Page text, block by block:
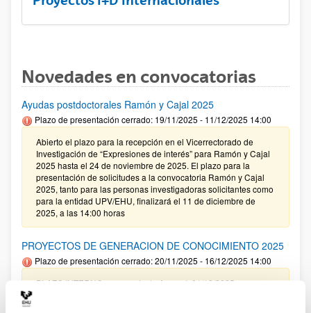
Novedades en convocatorias
Ayudas postdoctorales Ramón y Cajal 2025
Plazo de presentación cerrado: 19/11/2025 - 11/12/2025 14:00
Abierto el plazo para la recepción en el Vicerrectorado de
Investigación de “Expresiones de interés” para Ramón y Cajal
2025 hasta el 24 de noviembre de 2025. El plazo para la
presentación de solicitudes a la convocatoria Ramón y Cajal
2025, tanto para las personas investigadoras solicitantes como
para la entidad UPV/EHU, finalizará el 11 de diciembre de
2025, a las 14:00 horas
PROYECTOS DE GENERACION DE CONOCIMIENTO 2025
Plazo de presentación cerrado: 20/11/2025 - 16/12/2025 14:00
PLAZO INTERNO para envío de Anexo I: 01/12/2025